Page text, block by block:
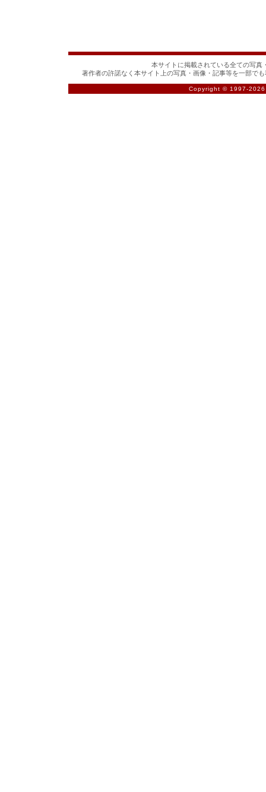
本サイトに掲載されている全ての写真
著作者の許諾なく本サイト上の写真・画像・記事等を一部で
Copyright © 1997-